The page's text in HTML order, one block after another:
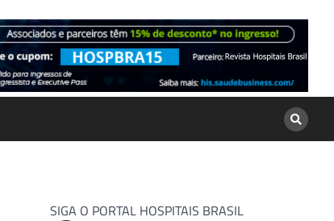
SIGA O PORTAL HOSPITAIS BRASIL